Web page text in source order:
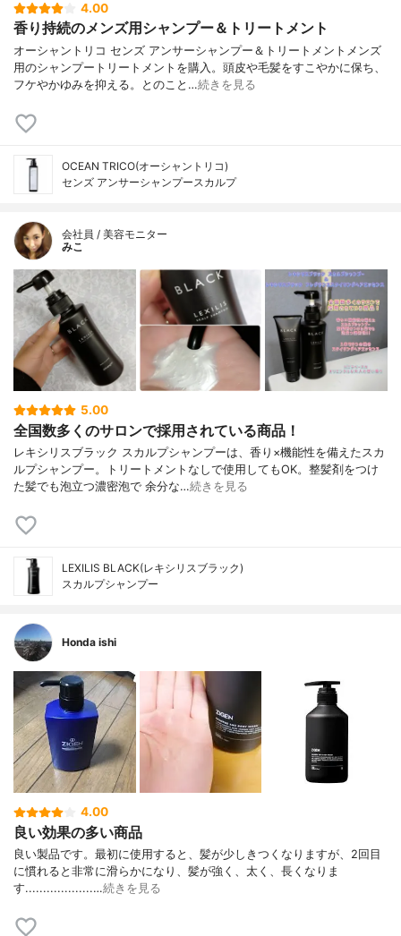
4.00
香り持続のメンズ用シャンプー＆トリートメント
オーシャントリコ センズ アンサーシャンプー＆トリートメントメンズ
用のシャンプートリートメントを購入。頭皮や毛髪をすこやかに保ち、
フケやかゆみを抑える。とのこと…続きを見る
OCEAN TRICO(オーシャントリコ)
センズ アンサーシャンプースカルプ
会社員 / 美容モニター
みこ
5.00
全国数多くのサロンで採用されている商品！
レキシリスブラック スカルプシャンプーは、香り×機能性を備えたスカ
ルプシャンプー。トリートメントなしで使用してもOK。整髪剤をつけ
た髪でも泡立つ濃密泡で 余分な…続きを見る
LEXILIS BLACK(レキシリスブラック)
スカルプシャンプー
Honda ishi
4.00
良い効果の多い商品
良い製品です。最初に使用すると、髪が少しきつくなりますが、2回目
に慣れると非常に滑らかになり、髪が強く、太く、長くなりま
す...................…続きを見る